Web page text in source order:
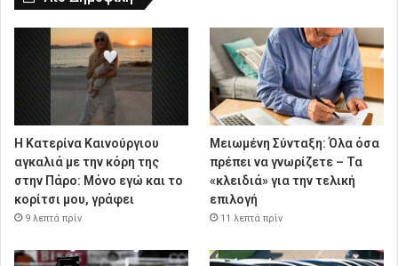
Η Κατερίνα Καινούργιου
αγκαλιά με την κόρη της
στην Πάρο: Μόνο εγώ και το
κορίτσι μου, γράφει
9 λεπτά πρίν
Μειωμένη Σύνταξη: Όλα όσα
πρέπει να γνωρίζετε – Τα
«κλειδιά» για την τελική
επιλογή
11 λεπτά πρίν